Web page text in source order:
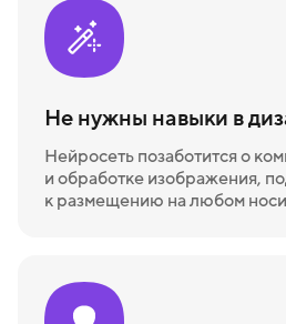
Не нужны навыки в
Нейросеть позаботится о
и обработке изображения,
к размещению на любом